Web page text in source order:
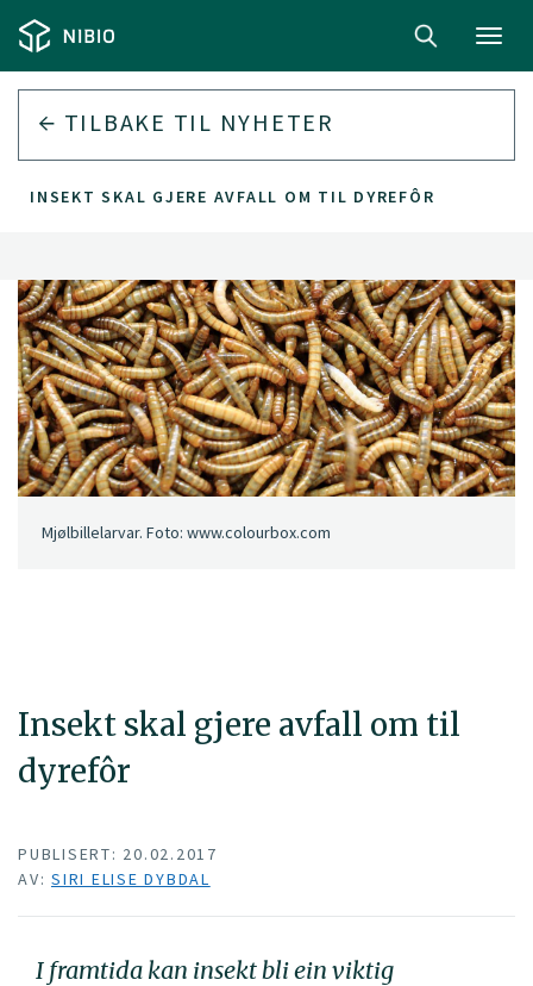
TILBAKE TIL NYHETER
INSEKT SKAL GJERE AVFALL OM TIL DYREFÔR
Insekt skal gjere avfall om til
dyrefôr
Mjølbillelarvar. Foto: www.colourbox.com
PUBLISERT: 20.02.2017
AV: SIRI ELISE DYBDAL
I framtida kan insekt bli ein viktig